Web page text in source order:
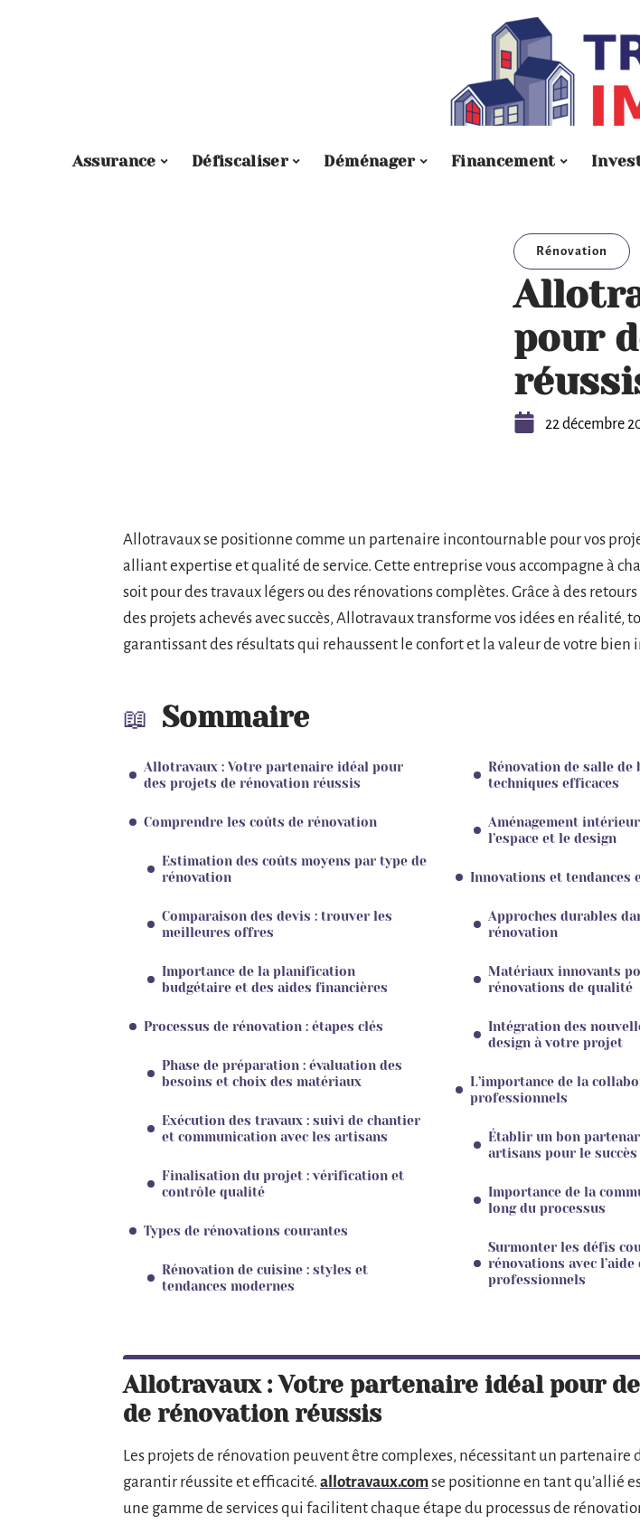
Assurance Défiscaliser Déménager Financement
Rénovation
pour
22 décembre
Allotravaux se positionne comme un partenaire incontournable pour vos
alliant expertise et qualité de service. Cette entreprise vous accompagne à
soit pour des travaux légers ou des rénovations complètes. Grâce à des
des projets achevés avec succès, Allotravaux transforme vos idées en réalité,
garantissant des résultats qui rehaussent le confort et la valeur de votre bien
Sommaire
Allotravaux : Votre partenaire idéal pour
des projets de rénovation réussis
Comprendre les coûts de rénovation
Estimation des coûts moyens par type de
rénovation
Comparaison des devis : trouver les
meilleures offres
Importance de la planification
budgétaire et des aides financières
Processus de rénovation : étapes clés
Phase de préparation : évaluation des
besoins et choix des matériaux
Exécution des travaux : suivi de chantier
et communication avec les artisans
Finalisation du projet : vérification et
contrôle qualité
Types de rénovations courantes
Rénovation de cuisine : styles et
tendances modernes
Rénovation de salle de
techniques efficaces
Aménagement
l’espace et le design
Innovations et tendances
Approches durables
rénovation
Matériaux innovants
rénovations de qualité
Intégration des
design à votre projet
L’importance de la
professionnels
Établir un bon
artisans pour le
Importance de la
long du processus
Surmonter les défis
rénovations avec l’aide
professionnels
Allotravaux : Votre partenaire idéal pour
de rénovation réussis
Les projets de rénovation peuvent être complexes, nécessitant un partenaire
garantir réussite et efficacité. allotravaux.comse positionne en tant qu’allié
une gamme de services qui facilitent chaque étape du processus de